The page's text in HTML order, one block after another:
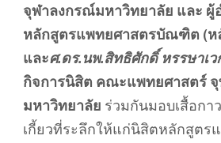
จุฬาลงกรณ์มหาวิทยาลัย และ ผู้
หลักสูตรแพทยศาสตรบัณฑิต (ห
และศ.ดร.นพ.สิทธิศักดิ์ หรรษาเว
กิจการนิสิต คณะแพทยศาสตร์
มหาวิทยาลัย ร่วมกันมอบเสื้อกา
เกี้ยวที่ระลึกให้แก่นิสิตหลักสูตร